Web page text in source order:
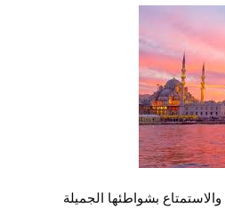
بشواطئها الجميلة